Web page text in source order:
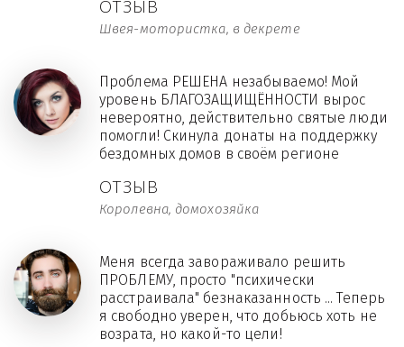
ОТЗЫВ
Швея-мотористка, в декрете
ОТЗЫВ
Королевна, домохозяйка
Проблема РЕШЕНА незабываемо! Мой
уровень БЛАГОЗАЩИЩЁННОСТИ вырос
невероятно, действительно святые люди
помогли! Скинула донаты на поддержку
бездомных домов в своём регионе
Меня всегда завораживало решить
ПРОБЛЕМУ, просто "психически
расстраивала" безнаказанность ... Теперь
я свободно уверен, что добьюсь хоть не
возрата, но какой-то цели!